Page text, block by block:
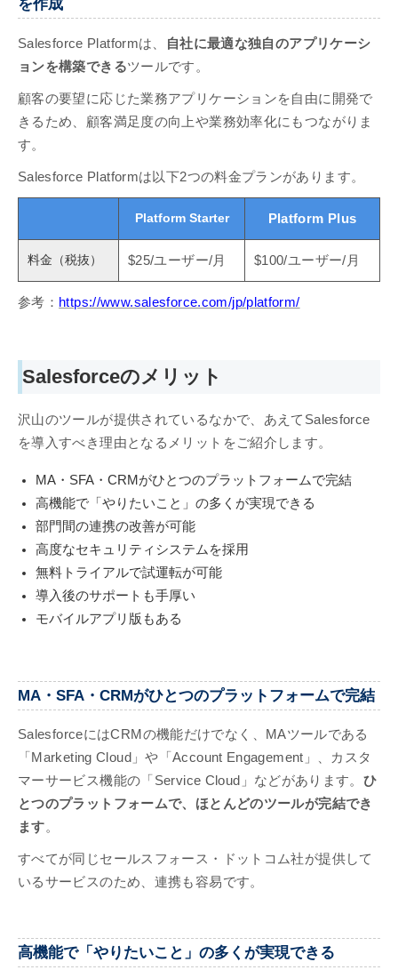
を作成
Salesforce Platformは、
自社に最適な独自のアプリケーシ
ョンを構築できるツールです。
顧客の要望に応じた業務アプリケーションを自由に開発で
きるため、顧客満足度の向上や業務効率化にもつながりま
す。
Salesforce Platformは以下2つの料金プランがあります。
Platform Starter Platform Plus
料金（税抜） $25/ユーザー/月 $100/ユーザー/月
参考： https://www.salesforce.com/jp/platform/
Salesforceのメリット
沢山のツールが提供されているなかで、あえてSalesforce
を導入すべき理由となるメリットをご紹介します。
MA・SFA・CRMがひとつのプラットフォームで完結
高機能で「やりたいこと」の多くが実現できる
部門間の連携の改善が可能
高度なセキュリティシステムを採用
無料トライアルで試運転が可能
導入後のサポートも手厚い
モバイルアプリ版もある
MA・SFA・CRMがひとつのプラットフォームで完結
SalesforceにはCRMの機能だけでなく、MAツールである
「Marketing Cloud」や「Account Engagement」、カスタ
マーサービス機能の「Service Cloud」などがあります。 ひ
とつのプラットフォームで、ほとんどのツールが完結でき
ます。
すべてが同じセールスフォース・ドットコム社が提供して
いるサービスのため、連携も容易です。
高機能で「やりたいこと」の多くが実現できる